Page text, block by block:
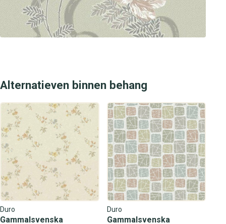
Alternatieven binnen behang
Duro
Gammalsvenska
Duro
Gammalsvenska